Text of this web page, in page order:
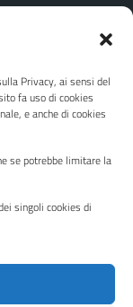
Privacy, ai sensi del
fa uso di cookies
e anche di cookies
se potrebbe limitare la
singoli cookies di